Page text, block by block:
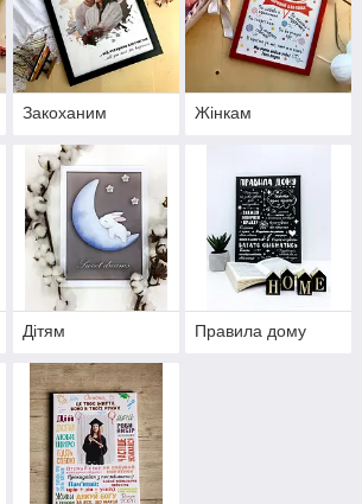
Закоханим Жінкам
Дітям Правила дому